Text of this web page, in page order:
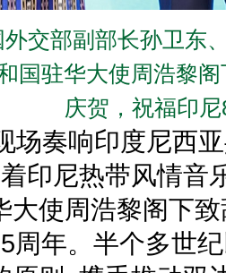
交部副部长孙卫东
国驻华大使周浩黎
庆贺，祝福印
奏响印度尼西
印尼热带风情音
大使周浩黎阁下
周年。半个多世